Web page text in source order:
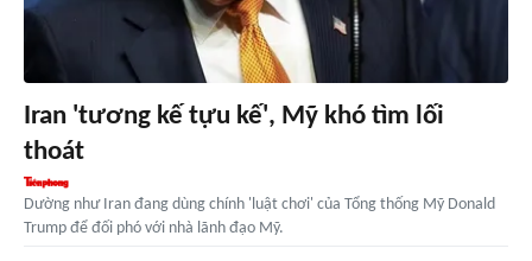
Iran 'tương kế tựu kế', Mỹ khó tìm lối
thoát
Dường như Iran đang dùng chính 'luật chơi' của Tổng thống Mỹ Donald
Trump để đối phó với nhà lãnh đạo Mỹ.